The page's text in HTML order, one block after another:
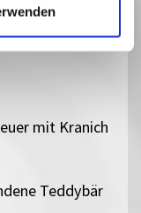
mit Kranich
Teddybär